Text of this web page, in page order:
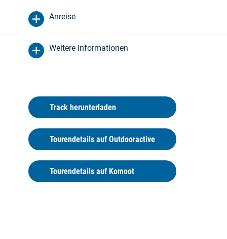
ganzen Schönheit. Über der rauschenden
Ostsee thront die bekannte Seebrücke. Auch
herrlicher Bäderarchitektur.
Dort bietet die 75 Meter hohe Küste ein
eindrucksvolles Panorama über die gesamte
Pommersche Bucht. Am Ostufer des Stettiner
Haffs führt der Weg zwischen Sumpfwiesen
und einem weiten Waldgebiet nach Stepnice.
Im nahe gelegenen Czarnocin grast in der
Die Fahrt durch das Mündungsgebiet der Oder
Anreise
Weitere Informationen
Track herunterladen
Tourendetails auf Outdooractive
Tourendetails auf Komoot